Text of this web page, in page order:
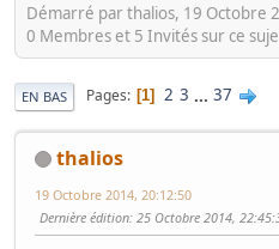
Démarré par thalios, 19 Octobre
0 Membres et 5 Invités sur ce
EN BAS Pages 1 2 3 ... 37
thalios
19 Octobre 2014, 20:12:50
Dernière édition: 25 Octobre 2014,